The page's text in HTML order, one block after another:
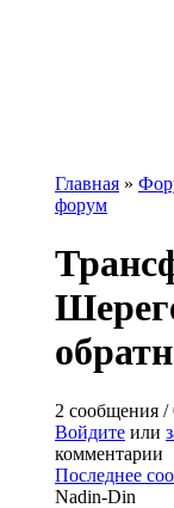
Вы здесь
Главная »
форум
2 сообщения /
Войдите или
комментарии
Последнее
Nadin-Din